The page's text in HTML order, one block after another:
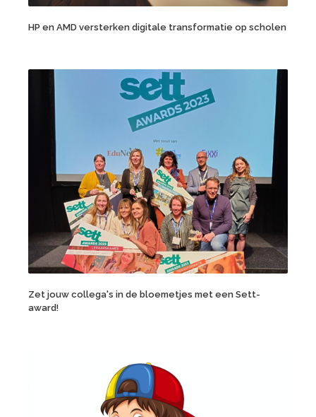
HP en AMD versterken digitale transformatie op scholen
Zet jouw collega's in de bloemetjes met een Sett-
award!